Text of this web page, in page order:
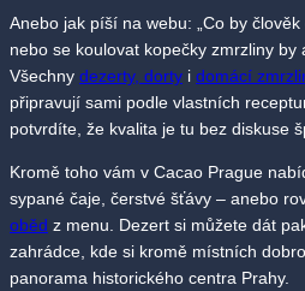
Anebo jak píší na webu: „Co by
nebo se koulovat kopečky zmrzliny by
Všechny dezerty, dorty i domácí
připravují sami podle vlastních
potvrdíte, že kvalita je tu bez diskuse
Kromě toho vám v Cacao Prague
sypané čaje, čerstvé šťávy – anebo
oběd z menu. Dezert si můžete dát
zahrádce, kde si kromě místních
panorama historického centra Prahy.